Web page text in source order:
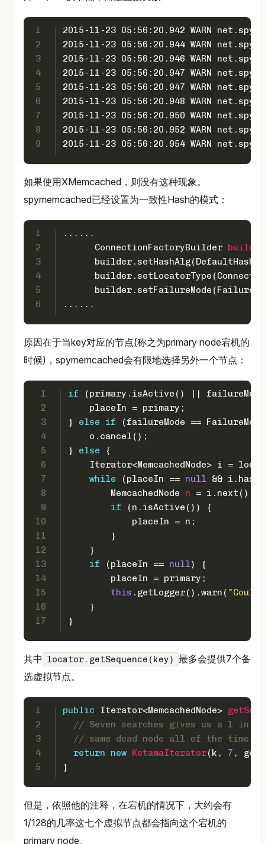
1
2
3
4
5
6
7
8
9
2015-11-23 05:56:20.942 WARN
2015-11-23 05:56:20.944 WARN
2015-11-23 05:56:20.946 WARN
2015-11-23 05:56:20.947 WARN
2015-11-23 05:56:20.947 WARN
2015-11-23 05:56:20.948 WARN
2015-11-23 05:56:20.950 WARN
2015-11-23 05:56:20.952 WARN
2015-11-23 05:56:20.954 WARN
如果使用XMemcached，则没有这种现象。
spymemcached已经设置为一致性Hash的模式：
1
2
3
4
5
6
......
ConnectionFactoryBuilder
builder
......
原因在于当key对应的节点(称之为primary node宕机的
时候)，spymemcached会有限地选择另外一个节点：
1
2
3
4
5
6
7
8
9
10
11
12
13
14
15
16
17
if (primary.isActive() || failureMode
    placeIn = primary;
} else if (failureMode ==
    o.cancel();
} else {
Iterator<MemcachedNode> i =
while (placeIn == null &&
MemcachedNode
n = i.next();
if (n.isActive()) {
            placeIn = n;
        }
    }
if (placeIn == null) {
        placeIn = primary;
this .getLogger().warn(
    }
}
其中 locator.getSequence(key) 最多会提供7个备
选虚拟节点。
1
2
3
4
5
public Iterator<MemcachedNode>
// Seven searches gives us a 1 in
// same dead node all of the time.
return
new KetamaIterator(k, 7 ,
}
但是，依照他的注释，在宕机的情况下，大约会有
1/128的几率这七个虚拟节点都会指向这个宕机的
primary node。